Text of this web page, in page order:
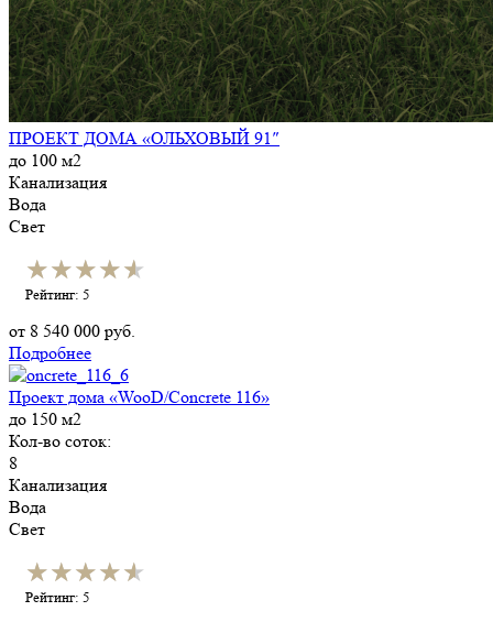
ПРОЕКТ ДОМА «ОЛЬХОВЫЙ 91″
до 100 м2
Канализация
Вода
Свет
★★★★★
★★★★★
Рейтинг: 5
от 8 540 000 руб.
Подробнее
Проект дома «WooD/Сoncrete 116»
до 150 м2
Кол-во соток:
8
Канализация
Вода
Свет
★★★★★
★★★★★
Рейтинг: 5